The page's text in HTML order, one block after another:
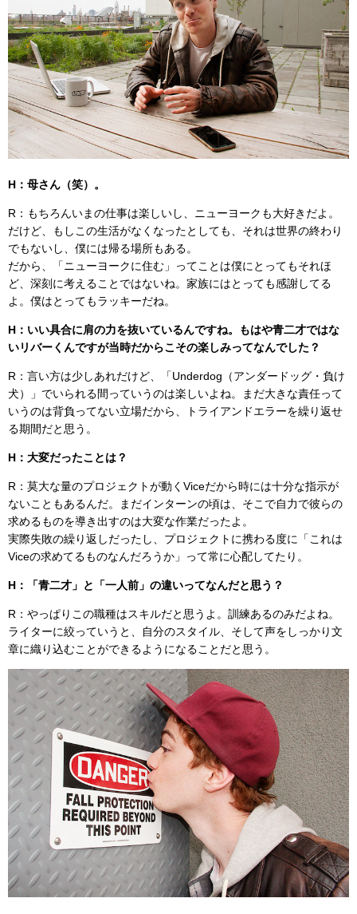
H：母さん（笑）。
R：もちろんいまの仕事は楽しいし、ニューヨークも大好きだよ。
だけど、もしこの生活がなくなったとしても、それは世界の終わり
でもないし、僕には帰る場所もある。
だから、「ニューヨークに住む」ってことは僕にとってもそれほ
ど、深刻に考えることではないね。家族にはとっても感謝してる
よ。僕はとってもラッキーだね。
H：いい具合に肩の力を抜いているんですね。もはや青二才ではな
いリバーくんですが当時だからこその楽しみってなんでした？
R：言い方は少しあれだけど、「Underdog（アンダードッグ・負け
犬）」でいられる間っていうのは楽しいよね。まだ大きな責任って
いうのは背負ってない立場だから、トライアンドエラーを繰り返せ
る期間だと思う。
H：大変だったことは？
R：莫大な量のプロジェクトが動くViceだから時には十分な指示が
ないこともあるんだ。まだインターンの頃は、そこで自力で彼らの
求めるものを導き出すのは大変な作業だったよ。
実際失敗の繰り返しだったし、プロジェクトに携わる度に「これは
Viceの求めてるものなんだろうか」って常に心配してたり。
H：「青二才」と「一人前」の違いってなんだと思う？
R：やっぱりこの職種はスキルだと思うよ。訓練あるのみだよね。
ライターに絞っていうと、自分のスタイル、そして声をしっかり文
章に織り込むことができるようになることだと思う。